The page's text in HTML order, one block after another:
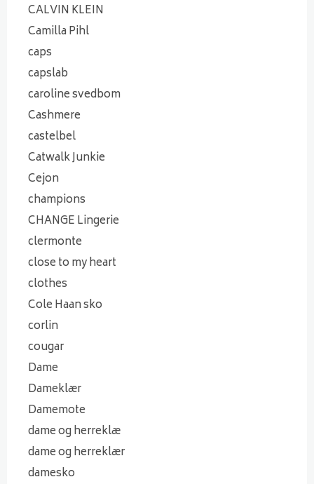
CALVIN KLEIN
Camilla Pihl
caps
capslab
caroline svedbom
Cashmere
castelbel
Catwalk Junkie
Cejon
champions
CHANGE Lingerie
clermonte
close to my heart
clothes
Cole Haan sko
corlin
cougar
Dame
Dameklær
Damemote
dame og herreklæ
dame og herreklær
damesko